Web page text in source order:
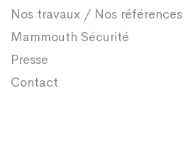
Nos travaux / Nos références
Mammouth Sécurité
Presse
Contact